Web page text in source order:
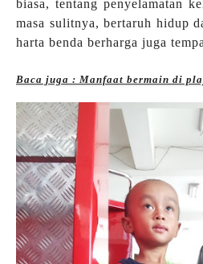
biasa, tentang penyelamatan
masa sulitnya, bertaruh hidup
harta benda berharga juga
Baca juga : Manfaat bermain di